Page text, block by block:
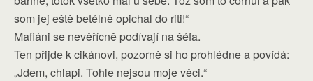
som jej eště betélně opichal do riti!“
Mafiáni se nevěřícně podívají na šéfa.
Ten přijde k cikánovi, pozorně si ho prohlédne a povídá:
„Jdem, chlapi. Tohle nejsou moje věci.“